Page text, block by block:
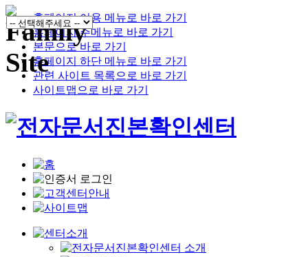
홈페이지 이용 메뉴로 바로 가기
홈페이지 주메뉴로 바로 가기
본문으로 바로 가기
홈페이지 하단 메뉴로 바로 가기
관련 사이트 목록으로 바로 가기
사이트맵으로 바로 가기